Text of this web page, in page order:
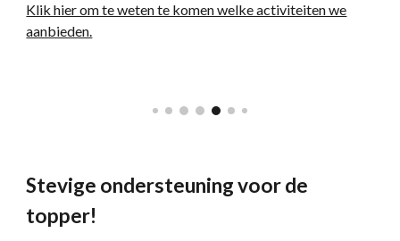
Klik hier om te weten te komen welke activiteiten we
aanbieden.
Stevige ondersteuning voor de
topper!